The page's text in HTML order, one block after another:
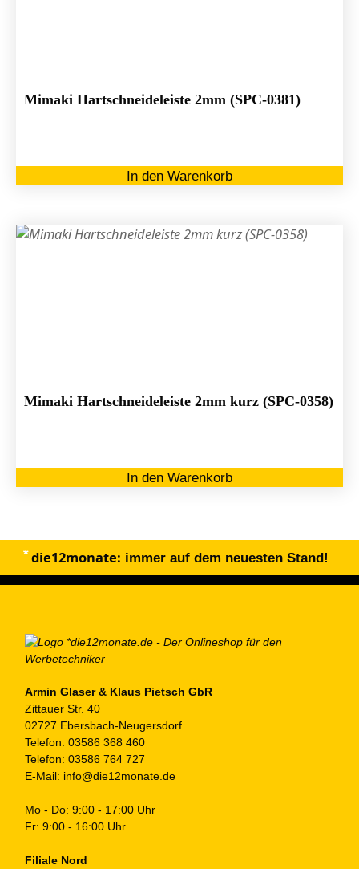
Mimaki Hartschneideleiste 2mm (SPC-0381)
In den Warenkorb
Mimaki Hartschneideleiste 2mm kurz (SPC-0358)
In den Warenkorb
die12monate: immer auf dem neuesten Stand!
Armin Glaser & Klaus Pietsch GbR
Zittauer Str. 40
02727 Ebersbach-Neugersdorf
Telefon: 03586 368 460
Telefon: 03586 764 727
E-Mail: info@die12monate.de
Mo - Do: 9:00 - 17:00 Uhr
Fr: 9:00 - 16:00 Uhr
Filiale Nord